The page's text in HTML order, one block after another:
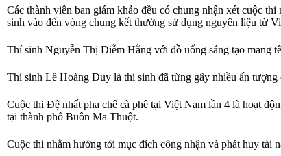
Các thành viên ban giám khảo đều có chung nhận xét cuộc
sinh vào đến vòng chung kết thường sử dụng nguyên liệu từ
Thí sinh Nguyễn Thị Diễm Hằng với đồ uống sáng tạo mang
Thí sinh Lê Hoàng Duy là thí sinh đã từng gây nhiều ấn
Cuộc thi Đệ nhất pha chế cà phê tại Việt Nam lần 4 là hoạt
tại thành phố Buôn Ma Thuột.
Cuộc thi nhằm hướng tới mục đích công nhận và phát huy tài